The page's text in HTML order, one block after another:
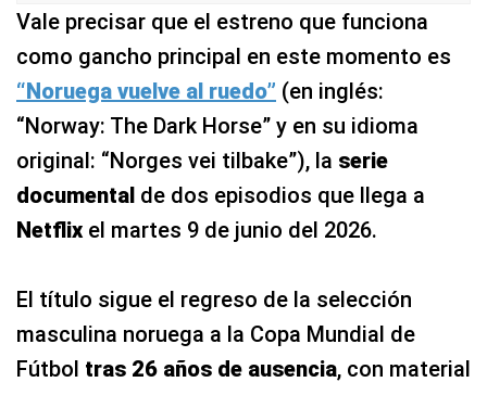
Vale precisar que el estreno que funciona
como gancho principal en este momento es
“Noruega vuelve al ruedo” (en inglés:
“Norway: The Dark Horse” y en su idioma
original: “Norges vei tilbake”), la serie
documental de dos episodios que llega a
Netflix el martes 9 de junio del 2026.
El título sigue el regreso de la selección
masculina noruega a la Copa Mundial de
Fútbol tras 26 años de ausencia, con material